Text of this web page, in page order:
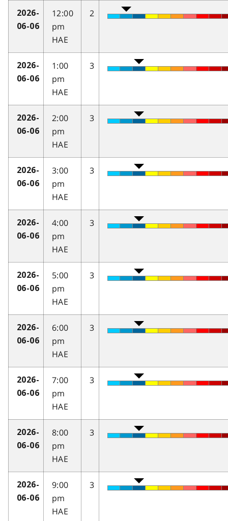
2026-
06-06
12:00
pm
HAE
2
2026-
06-06
1:00
pm
HAE
3
2026-
06-06
2:00
pm
HAE
3
2026-
06-06
3:00
pm
HAE
3
2026-
06-06
4:00
pm
HAE
3
2026-
06-06
5:00
pm
HAE
3
2026-
06-06
6:00
pm
HAE
3
2026-
06-06
7:00
pm
HAE
3
2026-
06-06
8:00
pm
HAE
3
2026-
06-06
9:00
pm
HAE
3